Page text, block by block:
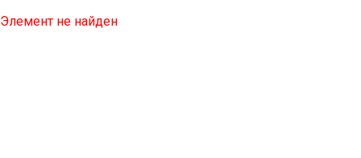
Элемент не найден